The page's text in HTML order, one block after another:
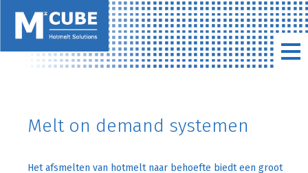
Melt on demand systemen
Het afsmelten van hotmelt naar behoefte biedt een groot